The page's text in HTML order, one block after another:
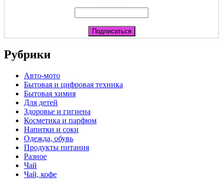
Рубрики
Авто-мото
Бытовая и цифровая техника
Бытовая химия
Для детей
Здоровье и гигиена
Косметика и парфюм
Напитки и соки
Одежда, обувь
Продукты питания
Разное
Чай
Чай, кофе